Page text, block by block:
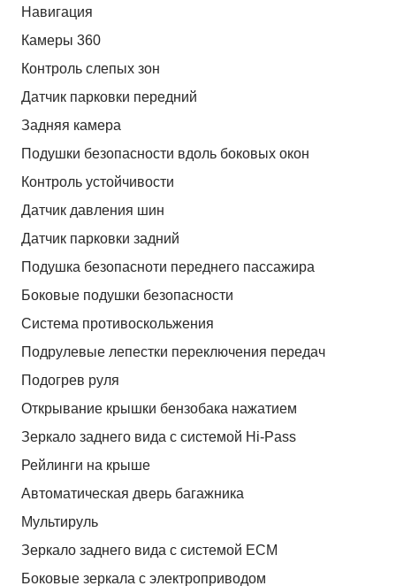
Навигация
Камеры 360
Контроль слепых зон
Датчик парковки передний
Задняя камера
Подушки безопасности вдоль боковых окон
Контроль устойчивости
Датчик давления шин
Датчик парковки задний
Подушка безопасноти переднего пассажира
Боковые подушки безопасности
Система противоскольжения
Подрулевые лепестки переключения передач
Подогрев руля
Открывание крышки бензобака нажатием
Зеркало заднего вида с системой Hi-Pass
Рейлинги на крыше
Автоматическая дверь багажника
Мультируль
Зеркало заднего вида с системой ЕСМ
Боковые зеркала с электроприводом